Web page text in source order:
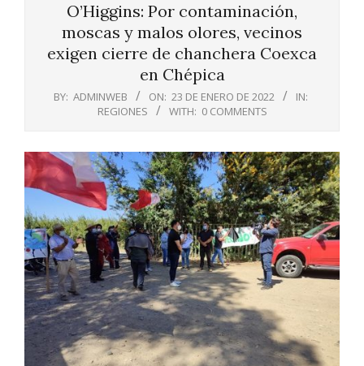
O’Higgins: Por contaminación,
moscas y malos olores, vecinos
exigen cierre de chanchera Coexca
en Chépica
BY: ADMINWEB ON: 23 DE ENERO DE 2022
IN:
REGIONES
WITH: 0 COMMENTS